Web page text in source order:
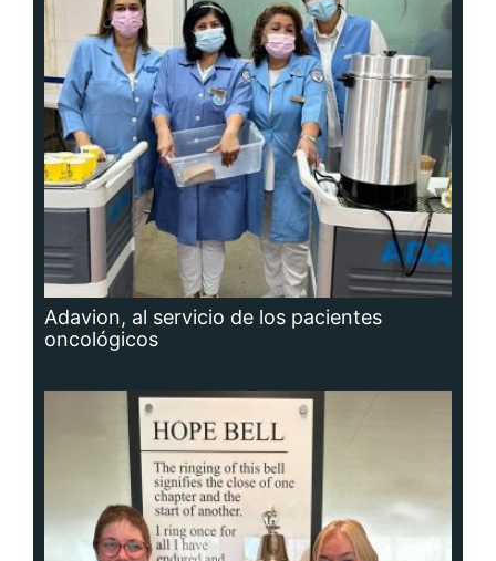
Adavion, al servicio de los pacientes
oncológicos